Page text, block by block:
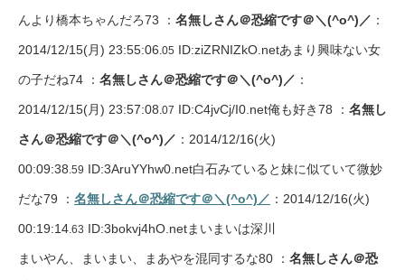
んより橋本ちゃんだろ73 ： 名無しさん＠恐縮です＠＼(^o^)／ ：
2014/12/15(月) 23:55:06 .05 ID:ziZRNIZkO.netあまり興味ない女
の子だね74 ： 名無しさん＠恐縮です＠＼(^o^)／ ：
2014/12/15(月) 23:57:08 .07 ID:C4jvCj/I0.net俺も好き78 ： 名無し
さん＠恐縮です＠＼(^o^)／ ：2014/12/16(火)
00:09:38 .59 ID:3AruYYhw0.net白石みていると妹に似ていて微妙
だな79 ： 名無しさん＠恐縮です＠＼(^o^)／ ：2014/12/16(火)
00:19:14 .63 ID:3bokvj4hO.netまいまいは深川
まいやん、まいまい、まあやを混同するな80 ： 名無しさん＠恐